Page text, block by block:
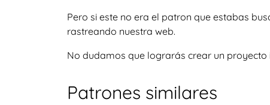
Pero si este no era el patron que estabas
rastreando nuestra web.
No dudamos que lograrás crear un proyecto
Patrones similares